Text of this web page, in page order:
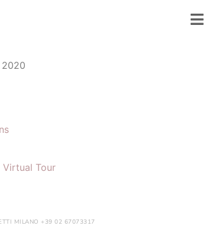
Virtual Tour
MILANO +39 02 67073317